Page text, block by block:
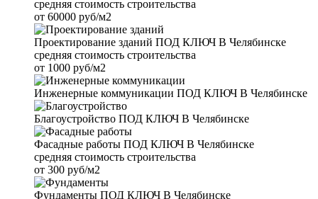
средняя стоимость строительства
от 60000 руб/м2
Проектирование зданий ПОД КЛЮЧ В Челябинске
средняя стоимость строительства
от 1000 руб/м2
Инженерные коммуникации ПОД КЛЮЧ В Челябинске
Благоустройство ПОД КЛЮЧ В Челябинске
Фасадные работы ПОД КЛЮЧ В Челябинске
средняя стоимость строительства
от 300 руб/м2
Фундаменты ПОД КЛЮЧ В Челябинске